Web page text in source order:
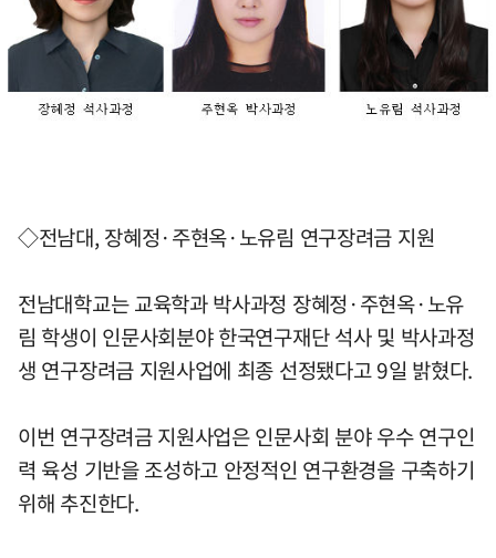
◇전남대, 장혜정·주현옥·노유림 연구장려금 지원
전남대학교는 교육학과 박사과정 장혜정·주현옥·노유
림 학생이 인문사회분야 한국연구재단 석사 및 박사과정
생 연구장려금 지원사업에 최종 선정됐다고 9일 밝혔다.
이번 연구장려금 지원사업은 인문사회 분야 우수 연구인
력 육성 기반을 조성하고 안정적인 연구환경을 구축하기
위해 추진한다.